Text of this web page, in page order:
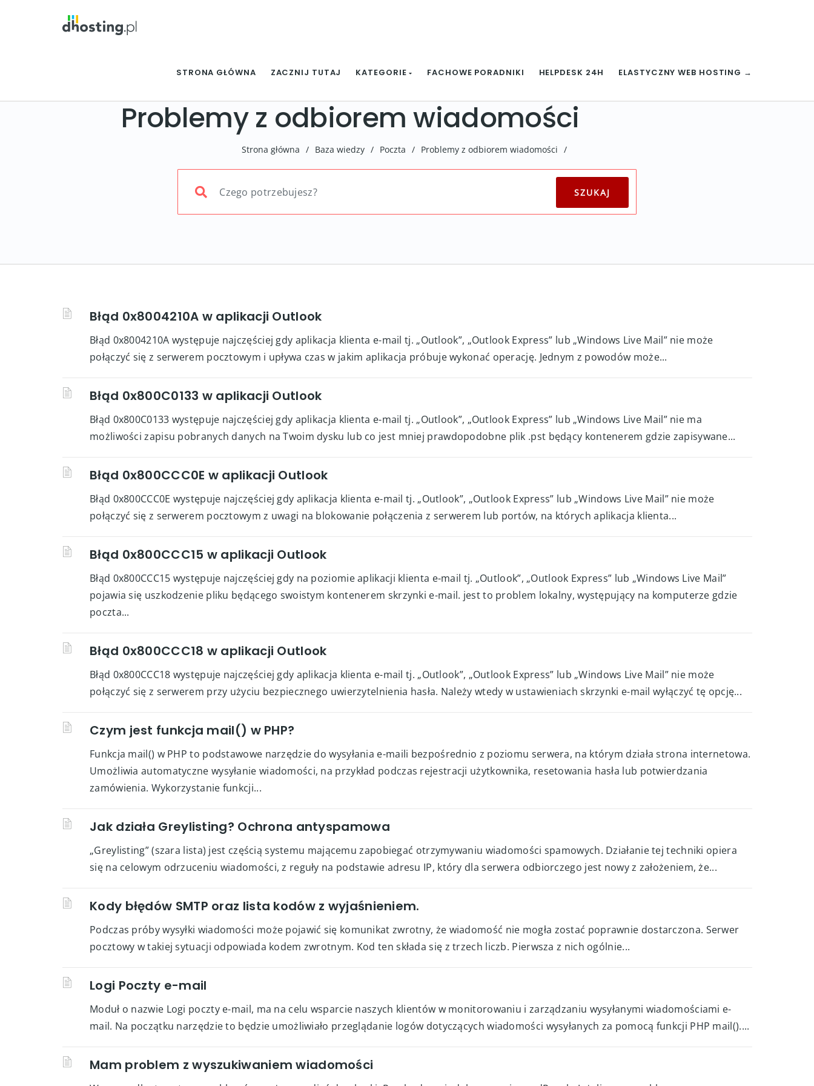
STRONA GŁÓWNA ZACZNIJ TUTAJ KATEGORIE FACHOWE PORADNIKI HELPDESK 24H ELASTYCZNY WEB HOSTING →
Problemy z odbiorem wiadomości
Strona główna / Baza wiedzy / Poczta / Problemy z odbiorem wiadomości /
Błąd 0x8004210A w aplikacji Outlook
Błąd 0x8004210A występuje najczęściej gdy aplikacja klienta e-mail tj. „Outlook”, „Outlook Express” lub „Windows Live Mail” nie może
połączyć się z serwerem pocztowym i upływa czas w jakim aplikacja próbuje wykonać operację. Jednym z powodów może...
Błąd 0x800C0133 w aplikacji Outlook
Błąd 0x800C0133 występuje najczęściej gdy aplikacja klienta e-mail tj. „Outlook”, „Outlook Express” lub „Windows Live Mail” nie ma
możliwości zapisu pobranych danych na Twoim dysku lub co jest mniej prawdopodobne plik .pst będący kontenerem gdzie zapisywane...
Błąd 0x800CCC0E w aplikacji Outlook
Błąd 0x800CCC0E występuje najczęściej gdy aplikacja klienta e-mail tj. „Outlook”, „Outlook Express” lub „Windows Live Mail” nie może
połączyć się z serwerem pocztowym z uwagi na blokowanie połączenia z serwerem lub portów, na których aplikacja klienta...
Błąd 0x800CCC15 w aplikacji Outlook
Błąd 0x800CCC15 występuje najczęściej gdy na poziomie aplikacji klienta e-mail tj. „Outlook”, „Outlook Express” lub „Windows Live Mail”
pojawia się uszkodzenie pliku będącego swoistym kontenerem skrzynki e-mail. jest to problem lokalny, występujący na komputerze gdzie
poczta...
Błąd 0x800CCC18 w aplikacji Outlook
Błąd 0x800CCC18 występuje najczęściej gdy aplikacja klienta e-mail tj. „Outlook”, „Outlook Express” lub „Windows Live Mail” nie może
połączyć się z serwerem przy użyciu bezpiecznego uwierzytelnienia hasła. Należy wtedy w ustawieniach skrzynki e-mail wyłączyć tę opcję...
Czym jest funkcja mail() w PHP?
Funkcja mail() w PHP to podstawowe narzędzie do wysyłania e-maili bezpośrednio z poziomu serwera, na którym działa strona internetowa.
Umożliwia automatyczne wysyłanie wiadomości, na przykład podczas rejestracji użytkownika, resetowania hasła lub potwierdzania
zamówienia. Wykorzystanie funkcji...
Jak działa Greylisting? Ochrona antyspamowa
„Greylisting” (szara lista) jest częścią systemu mającemu zapobiegać otrzymywaniu wiadomości spamowych. Działanie tej techniki opiera
się na celowym odrzuceniu wiadomości, z reguły na podstawie adresu IP, który dla serwera odbiorczego jest nowy z założeniem, że...
Kody błędów SMTP oraz lista kodów z wyjaśnieniem.
Podczas próby wysyłki wiadomości może pojawić się komunikat zwrotny, że wiadomość nie mogła zostać poprawnie dostarczona. Serwer
pocztowy w takiej sytuacji odpowiada kodem zwrotnym. Kod ten składa się z trzech liczb. Pierwsza z nich ogólnie...
Logi Poczty e-mail
Moduł o nazwie Logi poczty e-mail, ma na celu wsparcie naszych klientów w monitorowaniu i zarządzaniu wysyłanymi wiadomościami e-
mail. Na początku narzędzie to będzie umożliwiało przeglądanie logów dotyczących wiadomości wysyłanych za pomocą funkcji PHP mail()....
Mam problem z wyszukiwaniem wiadomości